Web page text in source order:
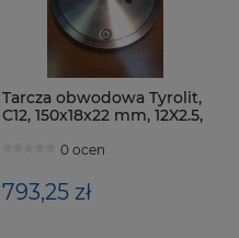
Tarcza obwodowa Tyrolit,
C12, 150x18x22 mm, 12X2.5,
0 ocen
793,25 zł